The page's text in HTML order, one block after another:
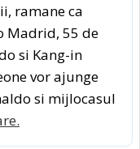
ramane ca
Madrid, 55 de
si Kang-in
vor ajunge
si mijlocasul